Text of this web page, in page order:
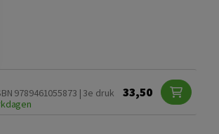
9789461055873 | 3e druk
33,50